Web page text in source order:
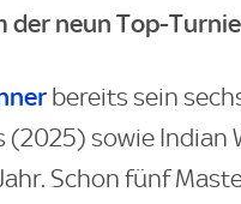
der neun Top-
bereits sein
(2025) sowie Indian
Schon fünf